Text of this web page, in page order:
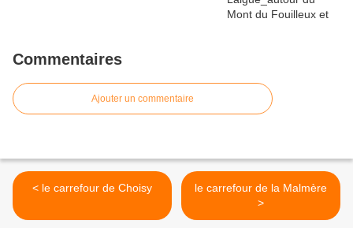
Commentaires
Ajouter un commentaire
< le carrefour de Choisy
le carrefour de la Malmère
>